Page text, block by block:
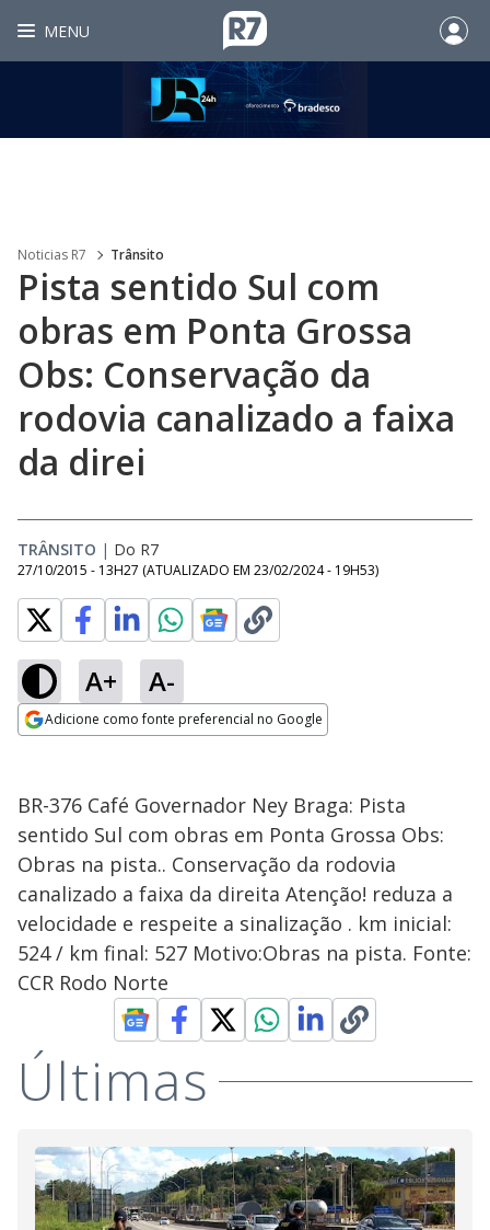
MENU
Noticias R7 Trânsito
Pista sentido Sul com
obras em Ponta Grossa
Obs: Conservação da
rodovia canalizado a faixa
da direi
TRÂNSITO | Do R7
27/10/2015 - 13H27 (ATUALIZADO EM 23/02/2024 - 19H53)
A+ A-
Adicione como fonte preferencial no Google
BR-376 Café Governador Ney Braga: Pista
sentido Sul com obras em Ponta Grossa Obs:
Obras na pista.. Conservação da rodovia
canalizado a faixa da direita Atenção! reduza a
velocidade e respeite a sinalização . km inicial:
524 / km final: 527 Motivo:Obras na pista. Fonte:
CCR Rodo Norte
Últimas